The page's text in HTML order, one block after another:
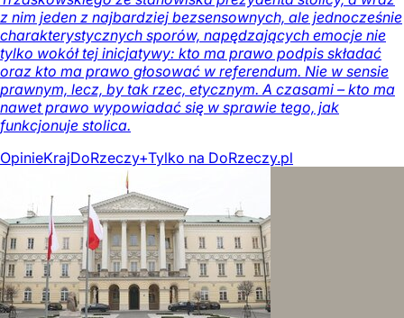
z nim jeden z najbardziej bezsensownych, ale jednocześnie
charakterystycznych sporów, napędzających emocje nie
tylko wokół tej inicjatywy: kto ma prawo podpis składać
oraz kto ma prawo głosować w referendum. Nie w sensie
prawnym, lecz, by tak rzec, etycznym. A czasami – kto ma
nawet prawo wypowiadać się w sprawie tego, jak
funkcjonuje stolica.
OpinieKrajDoRzeczy+Tylko na DoRzeczy.pl